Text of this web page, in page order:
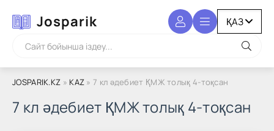
Josparik
JOSPARIK.KZ » KAZ » 7 кл әдебиет ҚМЖ толық 4-тоқсан
7 кл әдебиет ҚМЖ толық 4-тоқсан